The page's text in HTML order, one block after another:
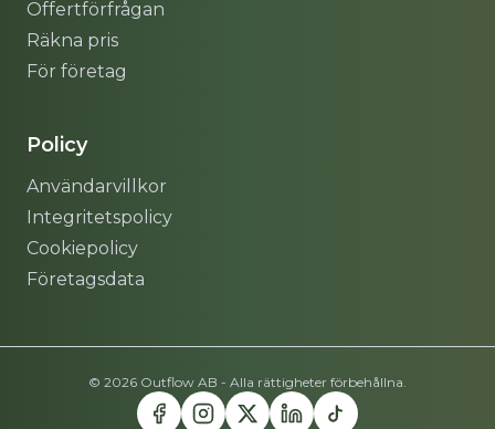
Offertförfrågan
Räkna pris
För företag
Policy
Användarvillkor
Integritetspolicy
Cookiepolicy
Företagsdata
© 2026 Outflow AB - Alla rättigheter förbehållna.